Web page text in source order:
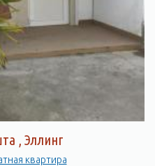
, Эллинг
квартира